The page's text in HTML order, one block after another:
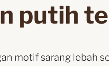
putih
motif sarang lebah